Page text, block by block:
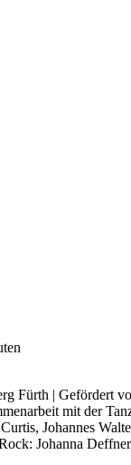
Fürth | Gefördert
mit der
Johannes
Johanna